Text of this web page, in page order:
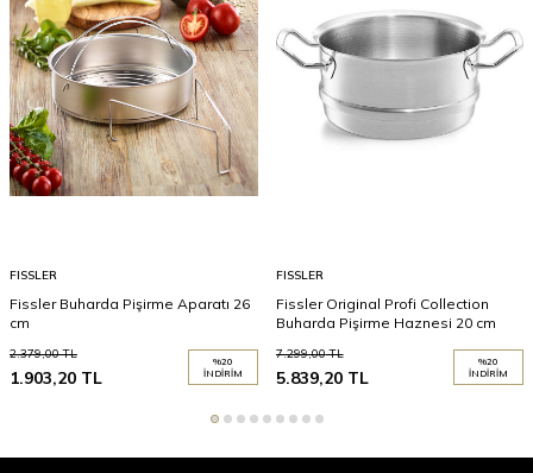
FISSLER
Fissler Buharda Pişirme Aparatı 26
cm
2.379,00TL
1.903,20 TL
%20
İNDIRIM
FISSLER
Fissler Original Profi Collection
Buharda Pişirme Haznesi 20 cm
7.299,00TL
5.839,20TL
%20
İNDIRIM